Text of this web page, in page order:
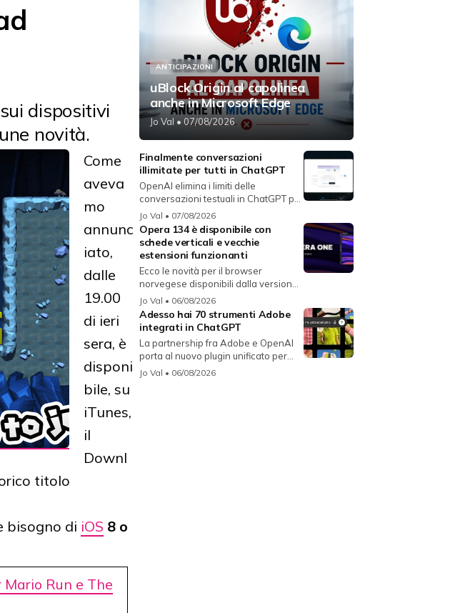
dispositivi
novità.
Come
aveva
mo
annunc
iato,
dalle
19.00
di ieri
sera, è
disponi
bile, su
iTunes,
il
Downl
titolo
bisogno di iOS 8 o
Run e The
ANTICIPAZIONI
uBlock Origin al capolinea
anche in Microsoft Edge
Jo Val • 07/08/2026
Finalmente conversazioni
illimitate per tutti in ChatGPT
OpenAI elimina i limiti delle
conversazioni testuali in ChatGPT per
i...
Jo Val • 07/08/2026
Opera 134 è disponibile con
schede verticali e vecchie
estensioni funzionanti
Ecco le novità per il browser
norvegese disponibili dalla versione
134...
Jo Val • 06/08/2026
Adesso hai 70 strumenti Adobe
integrati in ChatGPT
La partnership fra Adobe e OpenAI
porta al nuovo plugin unificato per...
Jo Val • 06/08/2026